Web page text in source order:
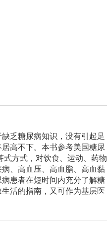
乏糖尿病知识，没有引起足
高不下。本书参考美国糖尿
式方式，对饮食、运动、药物
、高血压、高血脂、高血黏
患者在短时间内充分了解糖
活的指南，又可作为基层医